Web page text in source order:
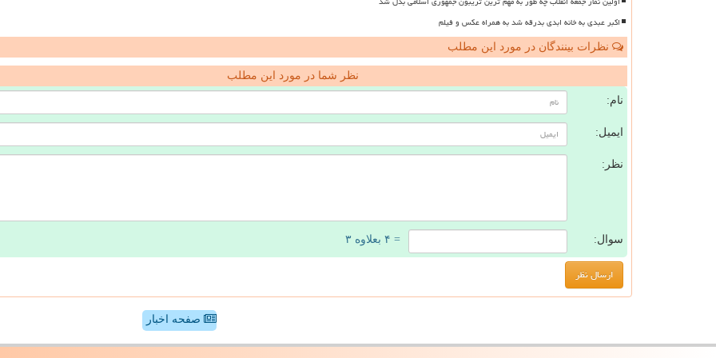
اکبر عبدی به خانه ابدی بدرقه شد به همراه عکس و فیلم
نظرات بینندگان در مورد این مطلب
نظر شما در مورد این مطلب
نام:
ایمیل:
نظر:
سوال: = ۴ بعلاوه ۳
صفحه اخبار